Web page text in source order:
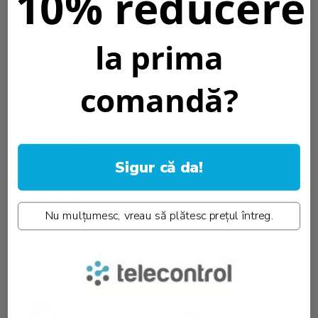
Max LED::300W
Fara mercur:: Da
Clasa protectie::II
16m Max
95x6095 mm
Temperatura:: 30°C / +50°C
Greutate::133 gr.
Informatii conformitate produs
PRODUSE SIMILARE
la prima
comandă?
Sigur că da!
Nu mulțumesc, vreau să plătesc prețul întreg.